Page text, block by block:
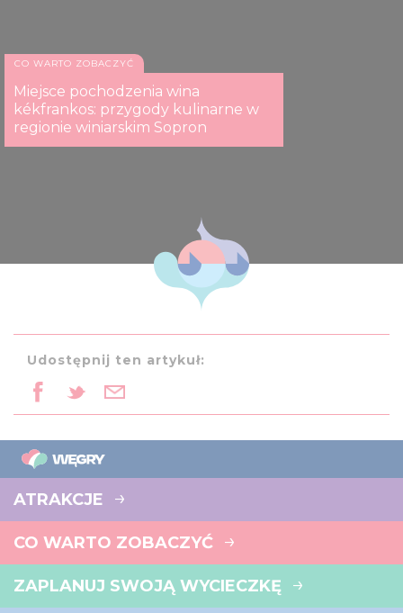
CO WARTO ZOBACZYĆ
Miejsce pochodzenia wina
kékfrankos: przygody kulinarne w
regionie winiarskim Sopron
Udostępnij ten artykuł:
ATRAKCJE
CO WARTO ZOBACZYĆ
ZAPLANUJ SWOJĄ WYCIECZKĘ